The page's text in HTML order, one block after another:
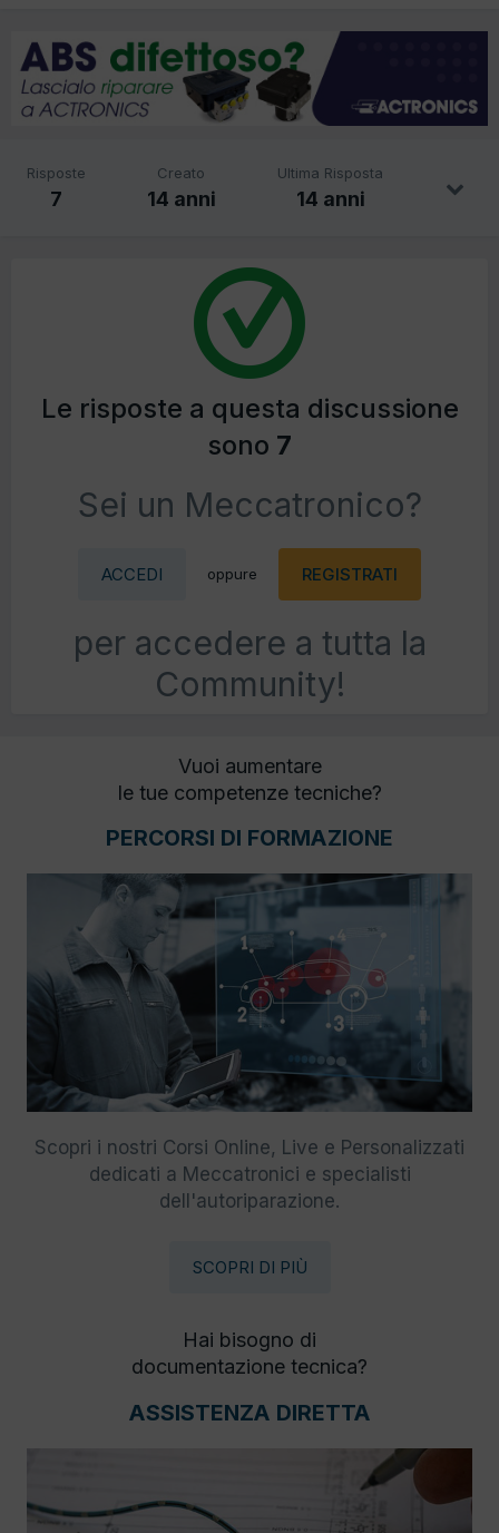
Risposte
7
Creato
14 anni
Ultima Risposta
14 anni
Le risposte a questa discussione
sono 7
Sei un Meccatronico?
ACCEDI oppure REGISTRATI
per accedere a tutta la
Community!
Vuoi aumentare
le tue competenze tecniche?
PERCORSI DI FORMAZIONE
Scopri i nostri Corsi Online, Live e Personalizzati
dedicati a Meccatronici e specialisti
dell'autoriparazione.
SCOPRI DI PIÙ
Hai bisogno di
documentazione tecnica?
ASSISTENZA DIRETTA